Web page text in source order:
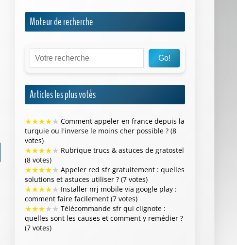
Moteur de recherche
Go!
Articles les plus votés
★★★★★ Comment appeler en france depuis la
turquie ou l'inverse le moins cher possible ? (8
votes)
★★★★★ Rubrique trucs & astuces de gratostel
(8 votes)
★★★★★ Appeler red sfr gratuitement : quelles
solutions et astuces utiliser ? (7 votes)
★★★★★ Installer nrj mobile via google play :
comment faire facilement (7 votes)
★★★★★ Télécommande sfr qui clignote :
quelles sont les causes et comment y remédier ?
(7 votes)